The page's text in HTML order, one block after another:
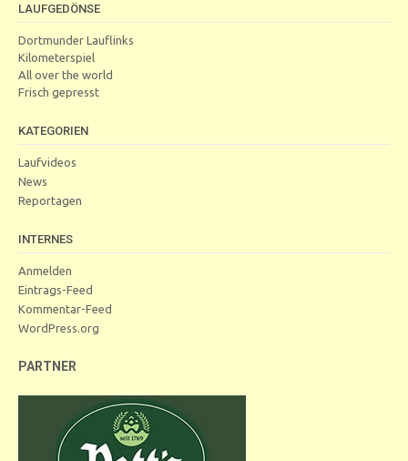
LAUFGEDÖNSE
Dortmunder Lauflinks
Kilometerspiel
All over the world
Frisch gepresst
KATEGORIEN
Laufvideos
News
Reportagen
INTERNES
Anmelden
Eintrags-Feed
Kommentar-Feed
WordPress.org
PARTNER